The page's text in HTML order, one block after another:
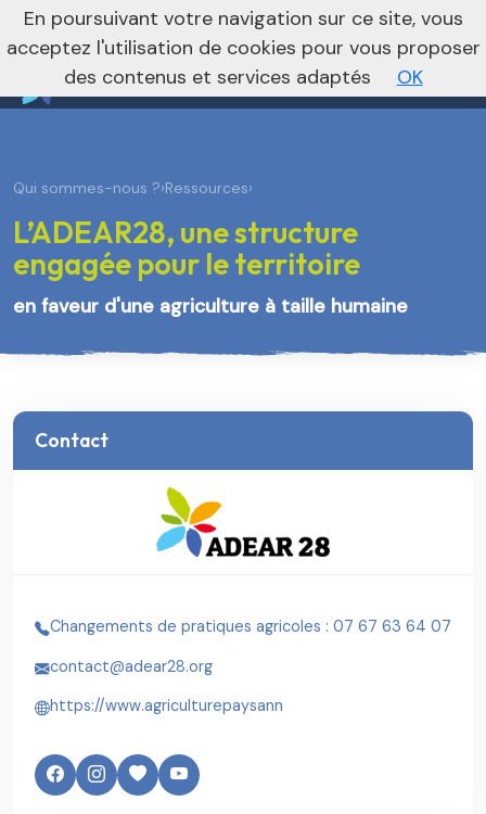
Vers le site régional Vers le site national
nivo_2026: 1
Qui sommes-nous ?›Ressources›
L’ADEAR28, une structure
engagée pour le territoire
en faveur d'une agriculture à taille humaine
Contact
Changements de pratiques agricoles : 07 67 63 64 07
contact@adear28.org
https://www.agriculturepaysann
En poursuivant votre navigation sur ce site, vous
acceptez l'utilisation de cookies pour vous proposer
des contenus et services adaptés
OK